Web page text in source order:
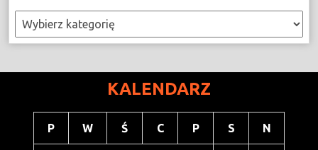
Kategorie
KALENDARZ
P W Ś C P S N